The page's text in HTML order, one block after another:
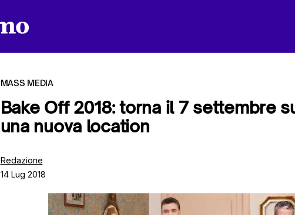
MASS MEDIA
Bake Off 2018: torna il 7 settembre
una nuova location
Redazione
14 Lug 2018